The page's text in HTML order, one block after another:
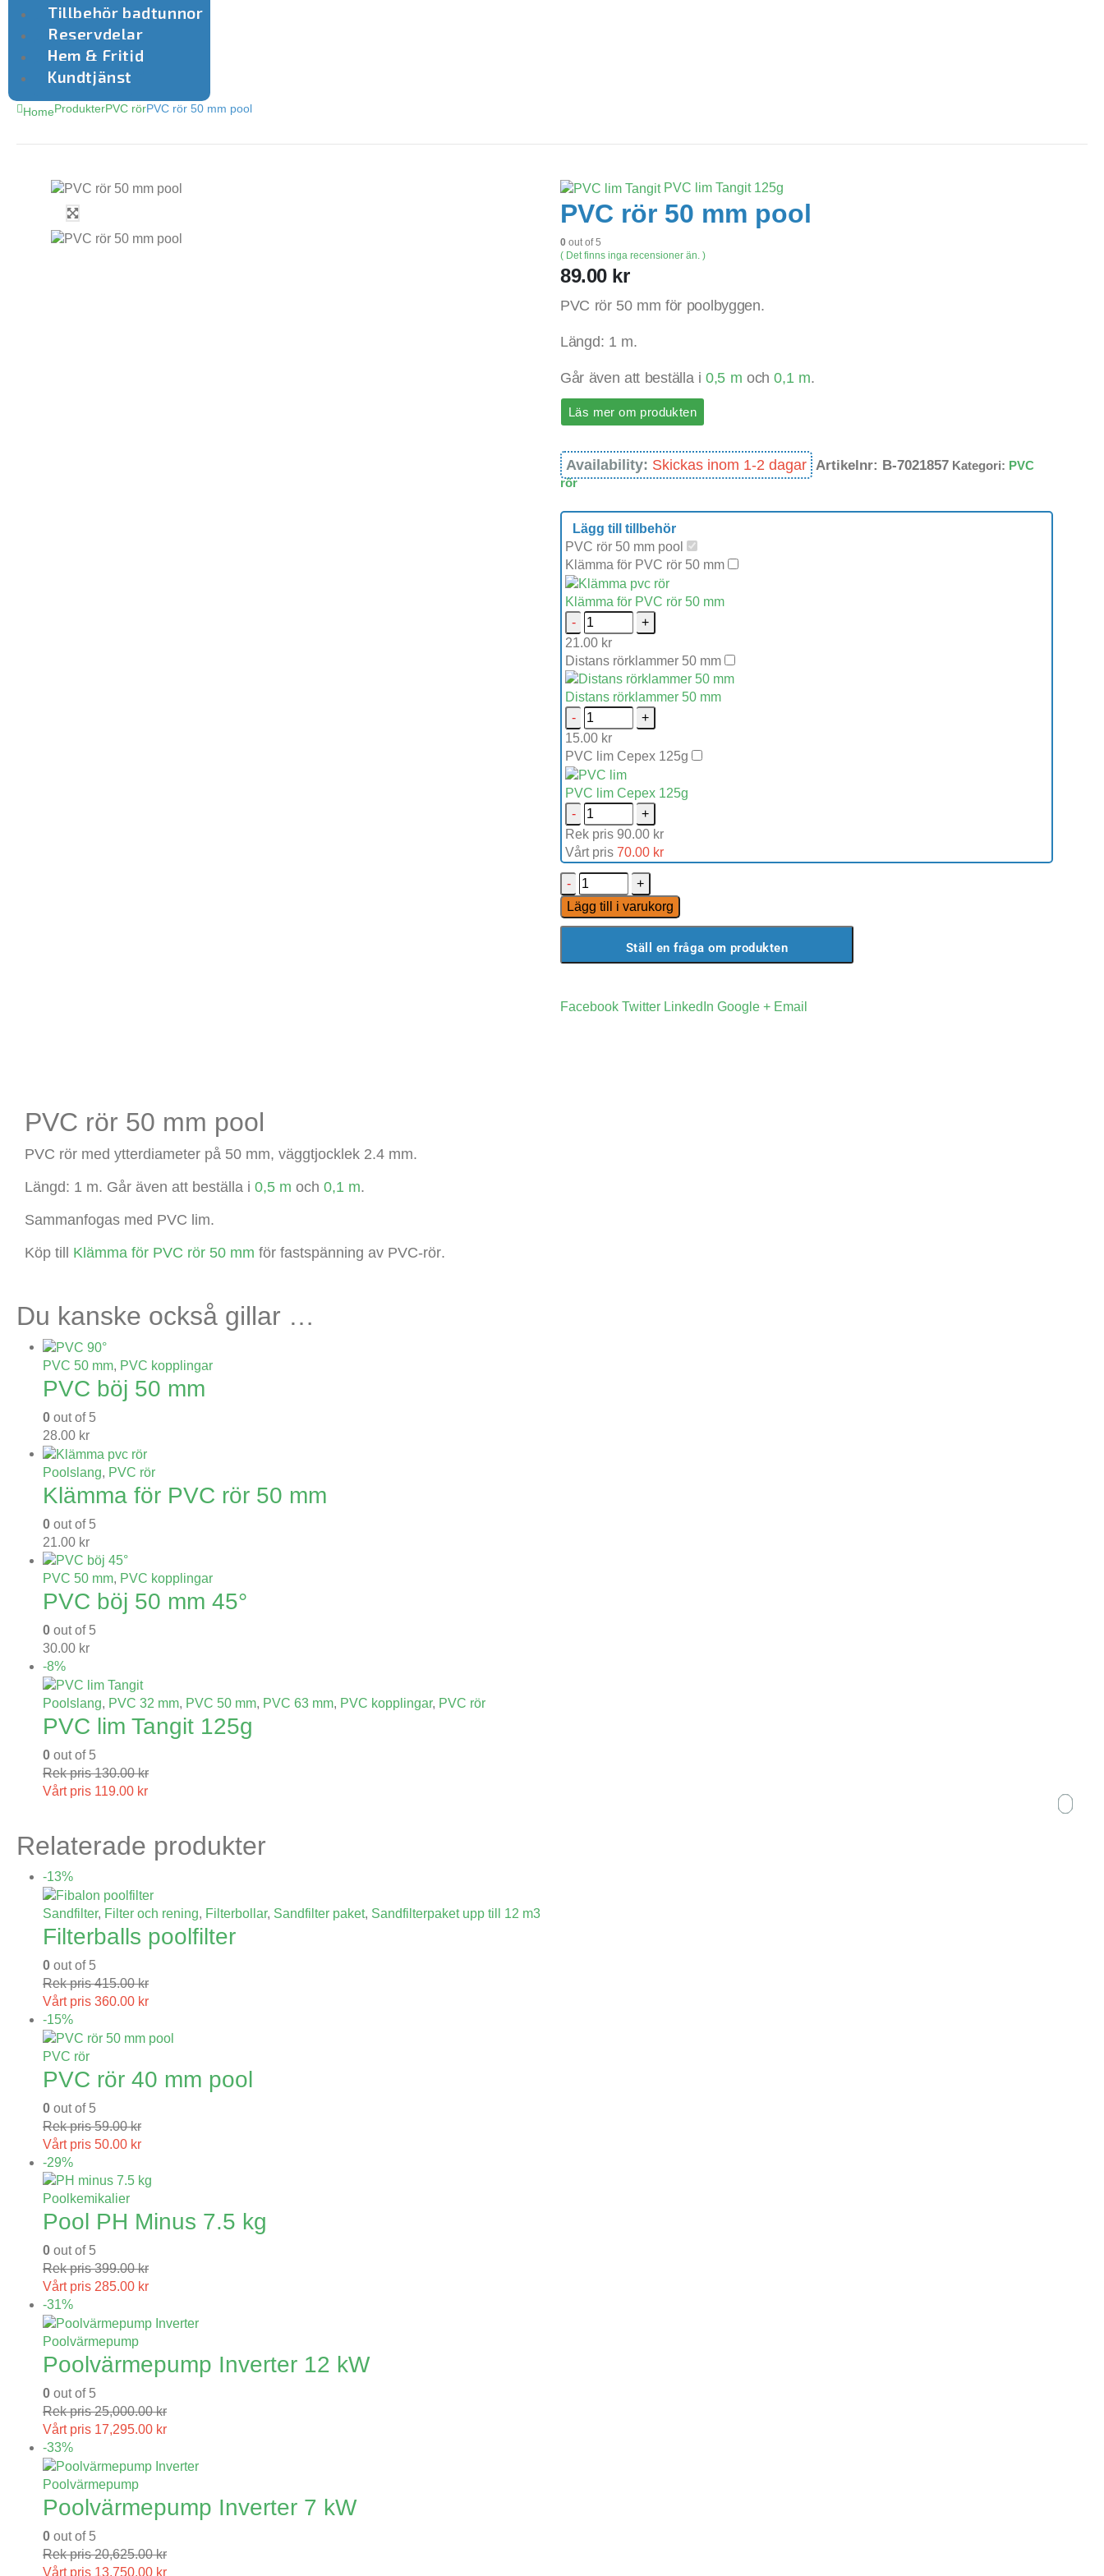
Tillbehör badtunnor
Reservdelar
Hem & Fritid
Kundtjänst
HomeProdukterPVC rörPVC rör 50 mm pool
PVC lim Tangit 125g
PVC rör 50 mm pool
0 out of 5
( Det finns inga recensioner än. )
89.00 kr
PVC rör 50 mm för poolbyggen.
Längd: 1 m.
Går även att beställa i0,5 m och0,1 m.
Läs mer om produkten
Availability: Skickas inom 1-2 dagar Artikelnr: B-7021857 Kategori: PVC
rör
Lägg till tillbehör
PVC rör 50 mm pool
Klämma för PVC rör 50 mm
Klämma för PVC rör 50 mm
-
+
21.00 kr
Distans rörklammer 50 mm
Distans rörklammer 50 mm
-
+
15.00 kr
PVC lim Cepex 125g
PVC lim Cepex 125g
-
+
Rek pris 90.00 kr
Vårt pris 70.00 kr
-
+
Lägg till i varukorg
Ställ en fråga om produkten
Facebook Twitter LinkedIn Google + Email
PVC rör 50 mm pool
PVC rör med ytterdiameter på 50 mm, väggtjocklek 2.4 mm.
Längd: 1 m. Går även att beställa i 0,5 m och 0,1 m.
Sammanfogas med PVC lim.
Köp till Klämma för PVC rör 50 mm för fastspänning av PVC-rör.
Du kanske också gillar …
PVC 50 mm, PVC kopplingar
PVC böj 50 mm
0 out of 5
28.00 kr
Poolslang, PVC rör
Klämma för PVC rör 50 mm
0 out of 5
21.00 kr
PVC 50 mm, PVC kopplingar
PVC böj 50 mm 45°
0 out of 5
30.00 kr
-8%
Poolslang, PVC 32 mm, PVC 50 mm, PVC 63 mm, PVC kopplingar, PVC rör
PVC lim Tangit 125g
0 out of 5
Rek pris130.00kr
Vårt pris 119.00 kr
Relaterade produkter
-13%
Sandfilter, Filter och rening, Filterbollar, Sandfilter paket, Sandfilterpaket upp till 12 m3
Filterballs poolfilter
0 out of 5
Rek pris415.00kr
Vårt pris 360.00 kr
-15%
PVC rör
PVC rör 40 mm pool
0 out of 5
Rek pris59.00kr
Vårt pris 50.00 kr
-29%
Poolkemikalier
Pool PH Minus 7.5 kg
0 out of 5
Rek pris399.00kr
Vårt pris 285.00 kr
-31%
Poolvärmepump
Poolvärmepump Inverter 12 kW
0 out of 5
Rek pris25,000.00kr
Vårt pris 17,295.00 kr
-33%
Poolvärmepump
Poolvärmepump Inverter 7 kW
0 out of 5
Rek pris20,625.00kr
Vårt pris 13,750.00 kr